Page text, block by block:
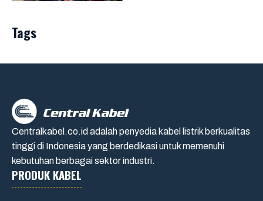
Tags
Centralkabel.co.id adalah penyedia kabel listrik berkualitas
tinggi di Indonesia yang berdedikasi untuk memenuhi
kebutuhan berbagai sektor industri.
PRODUK KABEL